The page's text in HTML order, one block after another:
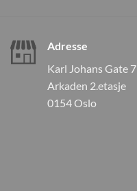
Adresse
Karl Johans Gate 7
Arkaden 2.etasje
0154 Oslo